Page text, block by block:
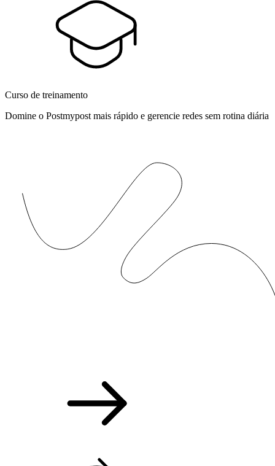
Curso de treinamento
Domine o Postmypost mais rápido e gerencie redes sem rotina diária